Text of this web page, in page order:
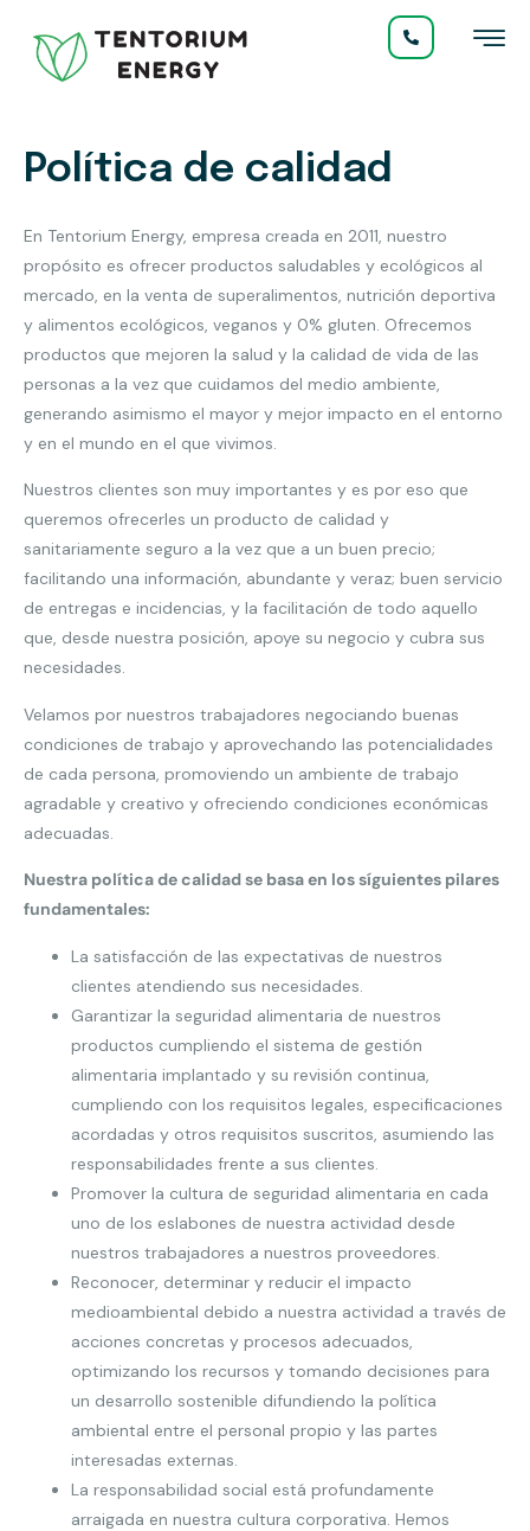
Política de calidad
En Tentorium Energy, empresa creada en 2011, nuestro
propósito es ofrecer productos saludables y ecológicos al
mercado, en la venta de superalimentos, nutrición deportiva
y alimentos ecológicos, veganos y 0% gluten. Ofrecemos
productos que mejoren la salud y la calidad de vida de las
personas a la vez que cuidamos del medio ambiente,
generando asimismo el mayor y mejor impacto en el entorno
y en el mundo en el que vivimos.
Nuestros clientes son muy importantes y es por eso que
queremos ofrecerles un producto de calidad y
sanitariamente seguro a la vez que a un buen precio;
facilitando una información, abundante y veraz; buen servicio
de entregas e incidencias, y la facilitación de todo aquello
que, desde nuestra posición, apoye su negocio y cubra sus
necesidades.
Velamos por nuestros trabajadores negociando buenas
condiciones de trabajo y aprovechando las potencialidades
de cada persona, promoviendo un ambiente de trabajo
agradable y creativo y ofreciendo condiciones económicas
adecuadas.
Nuestra política de calidad se basa en los síguientes pilares
fundamentales:
La satisfacción de las expectativas de nuestros
clientes atendiendo sus necesidades.
Garantizar la seguridad alimentaria de nuestros
productos cumpliendo el sistema de gestión
alimentaria implantado y su revisión continua,
cumpliendo con los requisitos legales, especificaciones
acordadas y otros requisitos suscritos, asumiendo las
responsabilidades frente a sus clientes.
Promover la cultura de seguridad alimentaria en cada
uno de los eslabones de nuestra actividad desde
nuestros trabajadores a nuestros proveedores.
Reconocer, determinar y reducir el impacto
medioambiental debido a nuestra actividad a través de
acciones concretas y procesos adecuados,
optimizando los recursos y tomando decisiones para
un desarrollo sostenible difundiendo la política
ambiental entre el personal propio y las partes
interesadas externas.
La responsabilidad social está profundamente
arraigada en nuestra cultura corporativa. Hemos